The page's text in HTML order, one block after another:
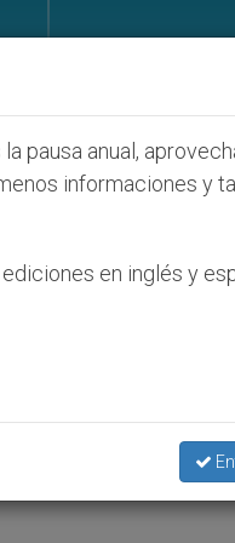
no sólo) en Tierra
beato
Amor
pausa anual,
informaciones y
en inglés y